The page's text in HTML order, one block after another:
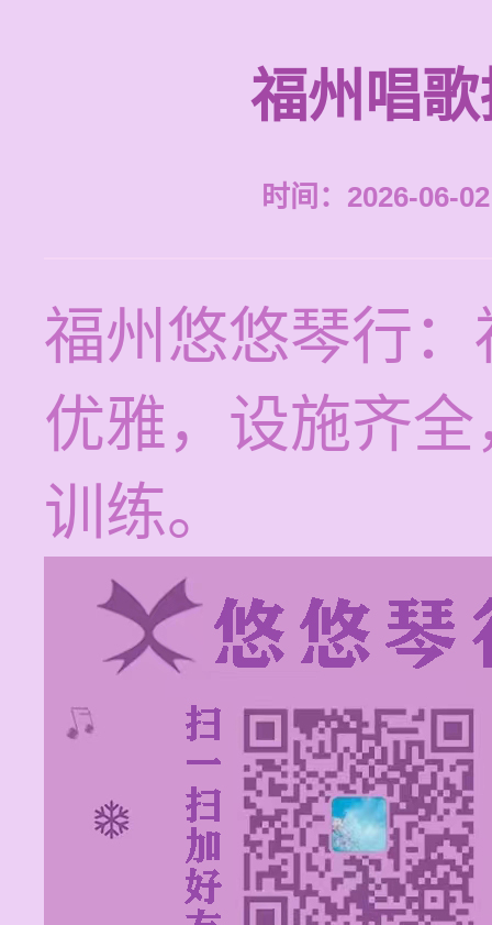
福州唱
时间：2026-06-
福州悠悠琴行
优雅，设施齐
训练。